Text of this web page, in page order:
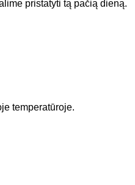
pristatyti tą pačią dieną.
temperatūroje.